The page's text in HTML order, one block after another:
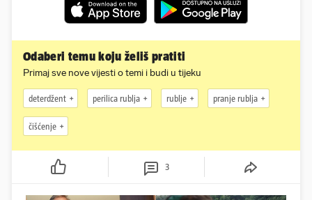
Odaberi temu koju želiš pratiti
Primaj sve nove vijesti o temi i budi u tijeku
deterdžent perilica rublja rublje pranje rublja
čišćenje
3